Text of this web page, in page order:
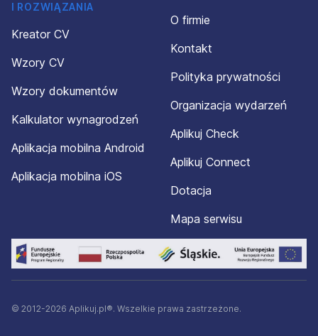
I ROZWIĄZANIA
Kreator CV
Wzory CV
Wzory dokumentów
Kalkulator wynagrodzeń
Aplikacja mobilna Android
Aplikacja mobilna iOS
O firmie
Kontakt
Polityka prywatności
Organizacja wydarzeń
Aplikuj Check
Aplikuj Connect
Dotacja
Mapa serwisu
© 2012-2026 Aplikuj.pl®. Wszelkie prawa zastrzeżone.